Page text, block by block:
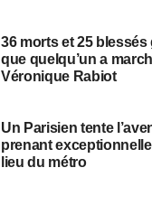
36 morts et 25
que quelqu’un a
Véronique Rabiot
Un Parisien tente
prenant
lieu du métro